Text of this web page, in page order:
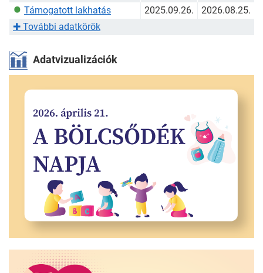
Támogatott lakhatás 2025.09.26.
2026.08.25.
✚ További adatkörök
Adatvizualizációk